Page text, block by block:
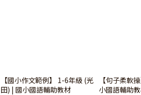
【國小作文範例】 1-6年級 (光
田) | 國小國語輔助教材
【句子柔軟
小國語輔助